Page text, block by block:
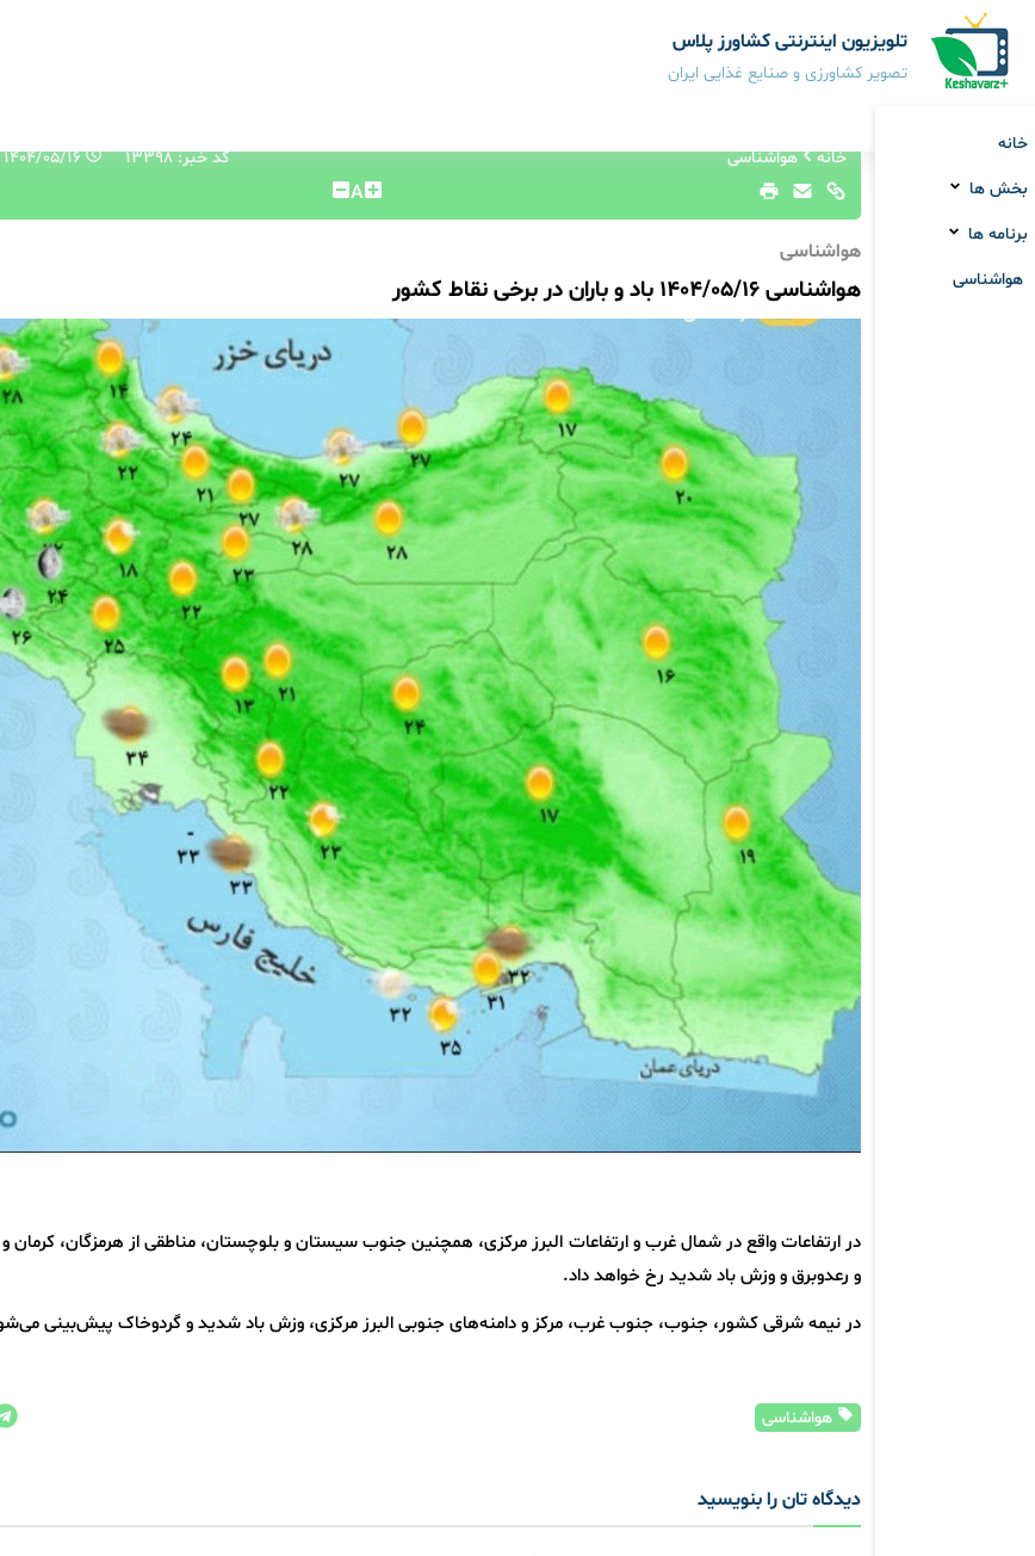
تلویزیون اینترنتی کشاورز پلاس
تصویر کشاورزی و صنایع غذایی ایران
خانه
بخش ها
برنامه ها
هواشناسی
خانه هواشناسی کد خبر: 13398 ۱۴۰۴/۰۵/۱۶ ۰۸:۳۷:۳۱
A
هواشناسی
هواشناسی 1404/05/16 باد و باران در برخی نقاط کشور
در ارتفاعات واقع در شمال غرب و‌ ارتفاعات البرز مرکزی، همچنین جنوب سیستان ‌و بلوچستان، مناطقی از هرمزگان، کرمان
و رعدوبرق و‌ وزش باد شدید رخ خواهد داد.
در نیمه شرقی کشور، جنوب، جنوب غرب، مرکز و دامنه‌های جنوبی البرز مرکزی، وزش باد شدید و گردوخاک پیش‌بینی
هواشناسی
دیدگاه تان را بنویسید